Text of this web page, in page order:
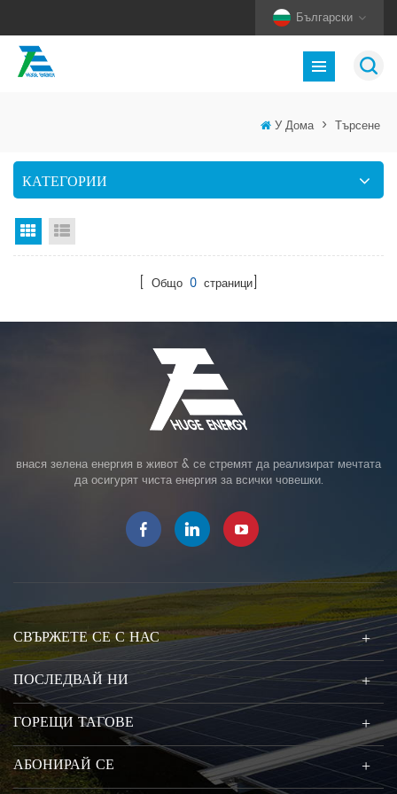
Български
У Дома > Търсене
КАТЕГОРИИ
Изглед на мрежата
[ Общо 0 страници]
внася зелена енергия в живот & се стремят да реализират мечтата
да осигурят чиста енергия за всички човешки.
СВЪРЖЕТЕ СЕ С НАС
ПОСЛЕДВАЙ НИ
ГОРЕЩИ ТАГОВЕ
АБОНИРАЙ СЕ